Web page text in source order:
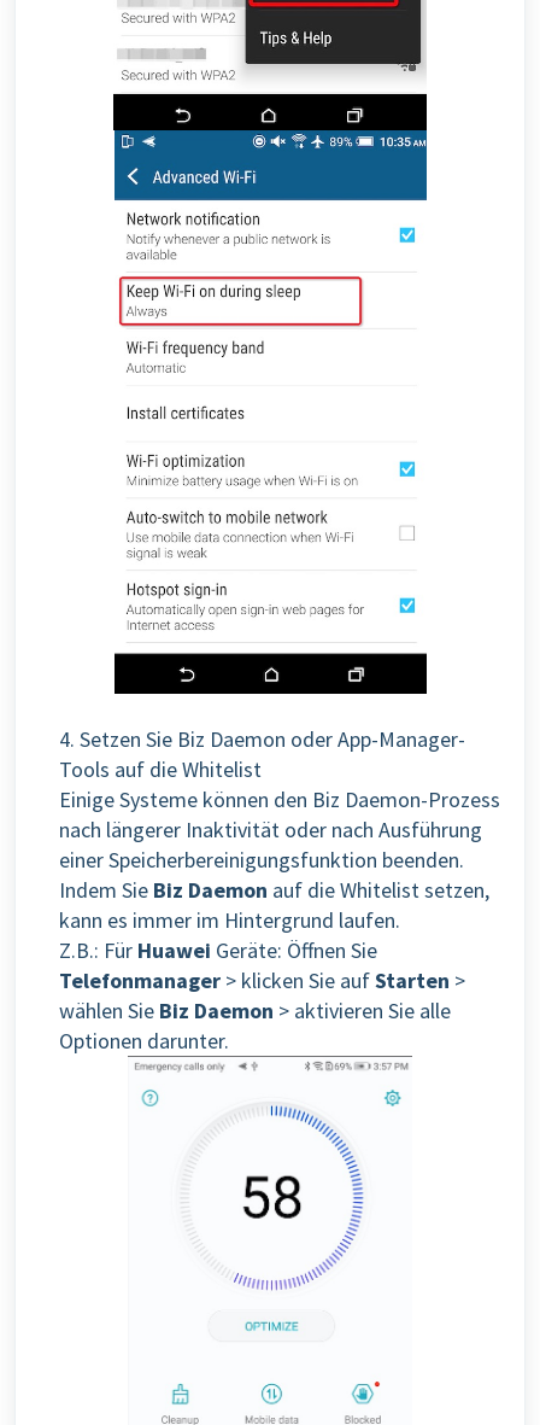
4. Setzen Sie Biz Daemon oder App-Manager-
Tools auf die Whitelist
Einige Systeme können den Biz Daemon-Prozess
nach längerer Inaktivität oder nach Ausführung
einer Speicherbereinigungsfunktion beenden.
Indem Sie Biz Daemon auf die Whitelist setzen,
kann es immer im Hintergrund laufen.
Z.B.: Für Huawei Geräte: Öffnen Sie
Telefonmanager > klicken Sie aufStarten >
wählen Sie Biz Daemon > aktivieren Sie alle
Optionen darunter.